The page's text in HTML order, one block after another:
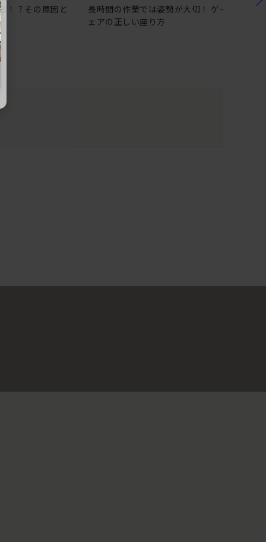
！？その原因と
長時間の作業では姿勢が大切！ ゲーミングチ
ェアの正しい座り方